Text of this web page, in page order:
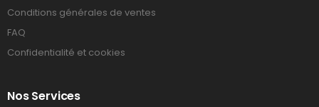
Conditions générales de ventes
FAQ
Confidentialité et cookies
Nos Services